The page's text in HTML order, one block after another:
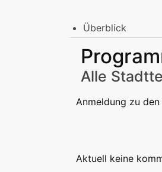
Überblick
Stadtbibliothek
Erwachsene
Erwachsene
Podcast
Alle
Anmeldung zu
Aktuell keine